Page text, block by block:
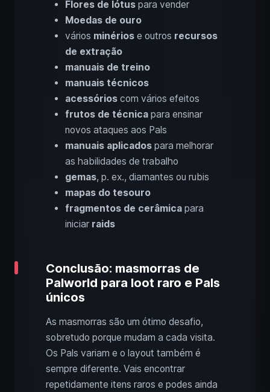
Flores de lótus para vender
Moedas de ouro
vários minérios e outros recursos
de extração
manuais de treino
manuais técnicos
acessórios com vários efeitos
frutos de técnica para ensinar
novos ataques aos Pals
manuais aplicados para melhorar
as habilidades de trabalho
gemas, p. ex., diamantes ou rubis
mapas do tesouro
fragmentos de cerâmica para
iniciar raids
Conclusão: masmorras de
Palworld para loot raro e Pals
únicos
As masmorras são um ótimo desafio,
sobretudo porque mudam a cada visita.
Os Pals variam e o layout também é
sempre diferente. Vais encontrar
repetidamente itens raros e podes ainda